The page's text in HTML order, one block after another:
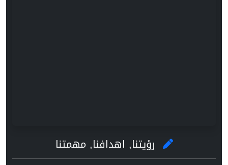
رؤيتنا, اهدافنا, مهمتنا